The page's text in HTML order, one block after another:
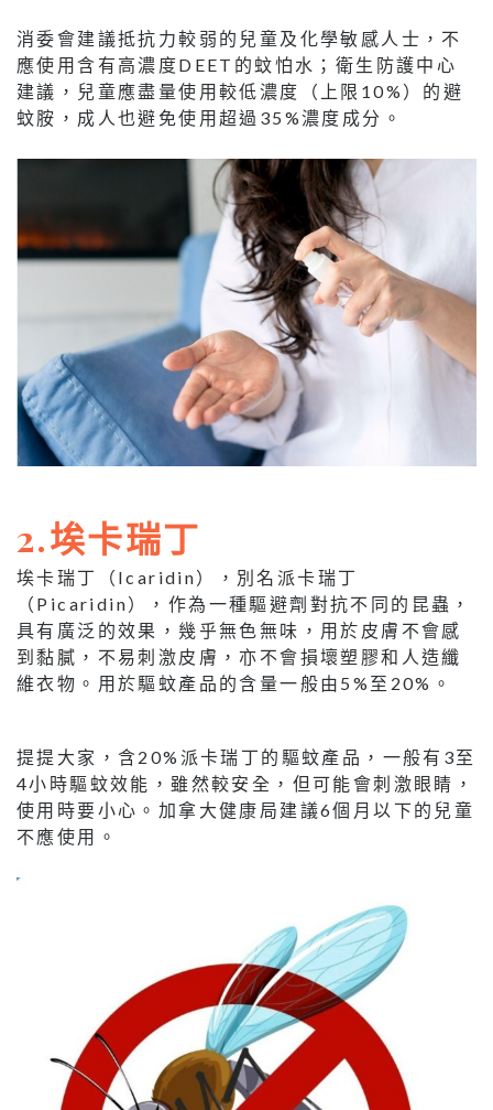
消委會建議抵抗力較弱的兒童及化學敏感人士，不
應使用含有高濃度DEET的蚊怕水；衛生防護中心
建議，兒童應盡量使用較低濃度（上限10%）的避
蚊胺，成人也避免使用超過35%濃度成分。
2.埃卡瑞丁
埃卡瑞丁（Icaridin），別名派卡瑞丁
（Picaridin），作為一種驅避劑對抗不同的昆蟲，
具有廣泛的效果，幾乎無色無味，用於皮膚不會感
到黏膩，不易刺激皮膚，亦不會損壞塑膠和人造纖
維衣物。用於驅蚊產品的含量一般由5%至20%。
提提大家，含20%派卡瑞丁的驅蚊產品，一般有3至
4小時驅蚊效能，雖然較安全，但可能會刺激眼睛，
使用時要小心。加拿大健康局建議6個月以下的兒童
不應使用。